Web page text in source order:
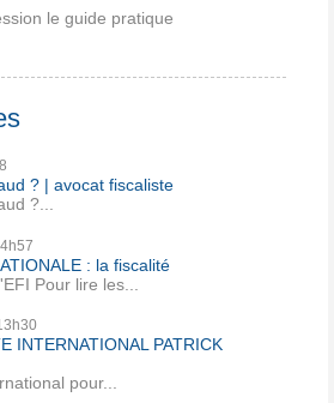
le guide pratique
? | avocat fiscaliste
?...
: la fiscalité
Pour lire les...
INTERNATIONAL PATRICK
pour...